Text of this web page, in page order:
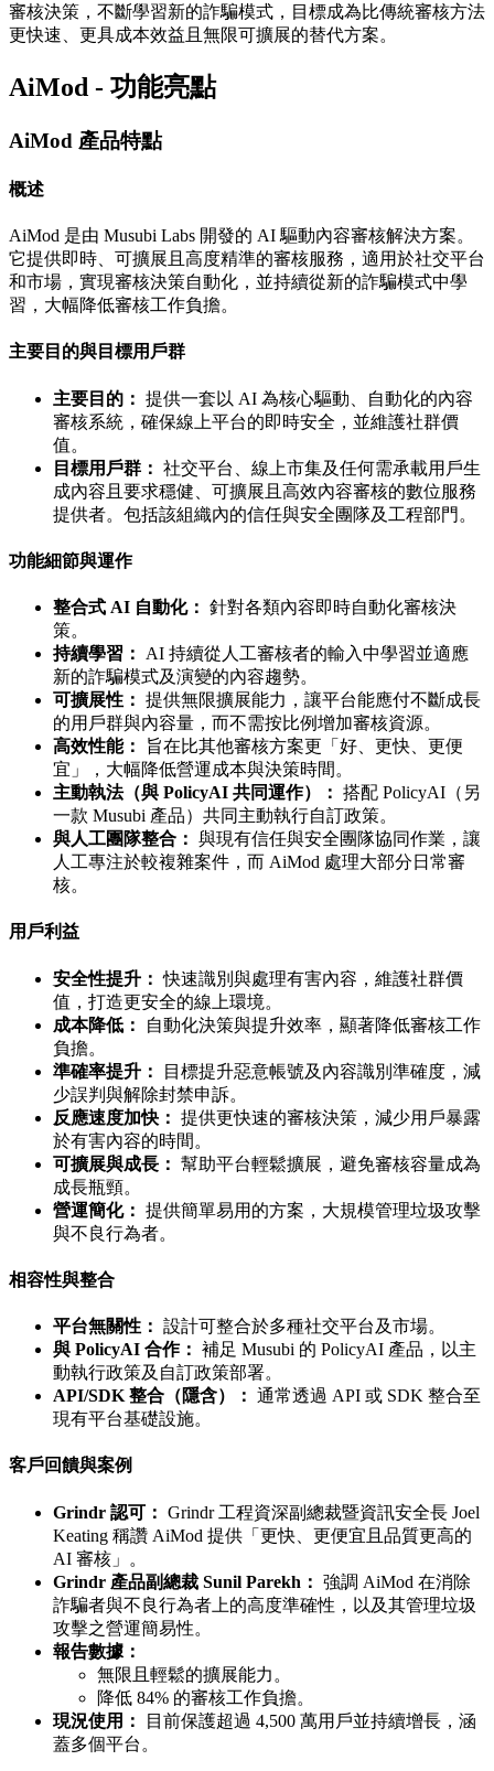
審核決策，不斷學習新的詐騙模式，目標成為比傳統審核方法
更快速、更具成本效益且無限可擴展的替代方案。
AiMod - 功能亮點
AiMod 產品特點
概述
AiMod 是由 Musubi Labs 開發的 AI 驅動內容審核解決方案。
它提供即時、可擴展且高度精準的審核服務，適用於社交平台
和市場，實現審核決策自動化，並持續從新的詐騙模式中學
習，大幅降低審核工作負擔。
主要目的與目標用戶群
主要目的： 提供一套以 AI 為核心驅動、自動化的內容
審核系統，確保線上平台的即時安全，並維護社群價
值。
目標用戶群： 社交平台、線上市集及任何需承載用戶生
成內容且要求穩健、可擴展且高效內容審核的數位服務
提供者。包括該組織內的信任與安全團隊及工程部門。
功能細節與運作
整合式 AI 自動化： 針對各類內容即時自動化審核決
策。
持續學習：
AI 持續從人工審核者的輸入中學習並適應
新的詐騙模式及演變的內容趨勢。
可擴展性： 提供無限擴展能力，讓平台能應付不斷成長
的用戶群與內容量，而不需按比例增加審核資源。
高效性能：
旨在比其他審核方案更「好、更快、更便
宜」，大幅降低營運成本與決策時間。
主動執法（與 PolicyAI 共同運作）： 搭配 PolicyAI（另
一款 Musubi 產品）共同主動執行自訂政策。
與人工團隊整合： 與現有信任與安全團隊協同作業，讓
人工專注於較複雜案件，而 AiMod 處理大部分日常審
核。
用戶利益
安全性提升： 快速識別與處理有害內容，維護社群價
值，打造更安全的線上環境。
成本降低：
自動化決策與提升效率，顯著降低審核工作
負擔。
準確率提升：
目標提升惡意帳號及內容識別準確度，減
少誤判與解除封禁申訴。
反應速度加快： 提供更快速的審核決策，減少用戶暴露
於有害內容的時間。
可擴展與成長： 幫助平台輕鬆擴展，避免審核容量成為
成長瓶頸。
營運簡化： 提供簡單易用的方案，大規模管理垃圾攻擊
與不良行為者。
相容性與整合
平台無關性： 設計可整合於多種社交平台及市場。
與 PolicyAI 合作： 補足 Musubi 的 PolicyAI 產品，以主
動執行政策及自訂政策部署。
API/SDK 整合（隱含）： 通常透過 API 或 SDK 整合至
現有平台基礎設施。
客戶回饋與案例
Grindr 認可： Grindr 工程資深副總裁暨資訊安全長 Joel
Keating 稱讚 AiMod 提供「更快、更便宜且品質更高的
AI 審核」。
Grindr 產品副總裁 Sunil Parekh： 強調 AiMod 在消除
詐騙者與不良行為者上的高度準確性，以及其管理垃圾
攻擊之營運簡易性。
報告數據：
無限且輕鬆的擴展能力。
降低 84% 的審核工作負擔。
現況使用：
目前保護超過 4,500 萬用戶並持續增長，涵
蓋多個平台。